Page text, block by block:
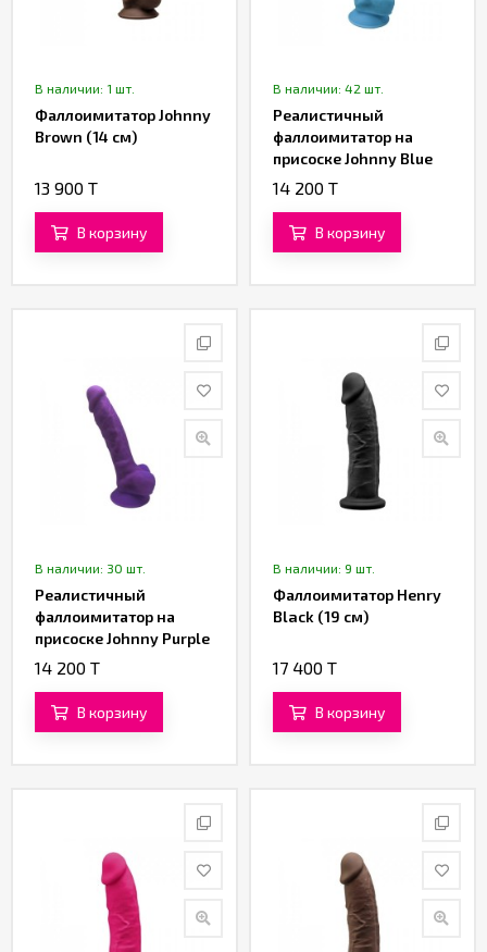
В наличии: 1 шт.
Фаллоимитатор Johnny
Brown (14 см)
13 900 T
В корзину
В наличии: 42 шт.
Реалистичный
фаллоимитатор на
присоске Johnny Blue
(17,6 см)
14 200 T
В корзину
В наличии: 30 шт.
Реалистичный
фаллоимитатор на
присоске Johnny Purple
(17,6 см)
14 200 T
В корзину
В наличии: 9 шт.
Фаллоимитатор Henry
Black (19 см)
17 400 T
В корзину